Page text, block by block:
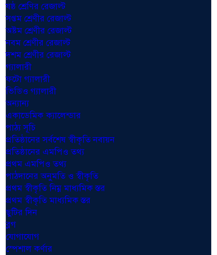
ষষ্ঠ শ্রেণির রেজাল্ট
সপ্তম শ্রেণীর রেজাল্ট
অষ্টম শ্রেণীর রেজাল্ট
নবম শ্রেণীর রেজাল্ট
দশম শ্রেণীর রেজাল্ট
গ্যালারী
ফটো গ্যালারী
ভিডিও গ্যালারী
অন্যান্য
একাডেমিক ক্যালেন্ডার
পাঠ্য সূচি
প্রতিষ্ঠানের সর্বশেষ স্বীকৃতি নবায়ন
প্রতিষ্ঠানের এমপিও তথ্য
প্রথম এমপিও তথ্য
পাঠদানের অনুমতি ও স্বীকৃতি
প্রথম স্বীকৃতি নিম্ন মাধ্যমিক স্তর
প্রথম স্বীকৃতি মাধ্যমিক স্তর
ছুটির দিন
ব্লগ
যোগাযোগ
স্পেশাল কর্ণার